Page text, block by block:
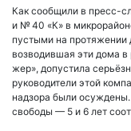
Как сообщили в пресс-
и № 40 «К» в
пустыми на протяжении
возводившая эти дома
жер», допустила
руководители этой
надзора были
свободы — 5 и 6 лет